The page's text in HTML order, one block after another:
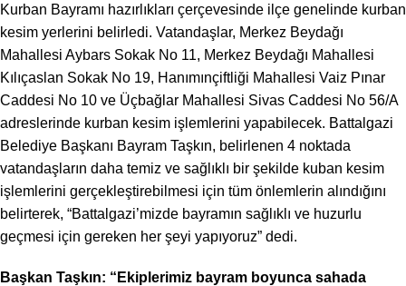
Kurban Bayramı hazırlıkları çerçevesinde ilçe genelinde kurban
kesim yerlerini belirledi. Vatandaşlar, Merkez Beydağı
Mahallesi Aybars Sokak No 11, Merkez Beydağı Mahallesi
Kılıçaslan Sokak No 19, Hanımınçiftliği Mahallesi Vaiz Pınar
Caddesi No 10 ve Üçbağlar Mahallesi Sivas Caddesi No 56/A
adreslerinde kurban kesim işlemlerini yapabilecek. Battalgazi
Belediye Başkanı Bayram Taşkın, belirlenen 4 noktada
vatandaşların daha temiz ve sağlıklı bir şekilde kuban kesim
işlemlerini gerçekleştirebilmesi için tüm önlemlerin alındığını
belirterek, “Battalgazi’mizde bayramın sağlıklı ve huzurlu
geçmesi için gereken her şeyi yapıyoruz” dedi.
Başkan Taşkın: “Ekiplerimiz bayram boyunca sahada